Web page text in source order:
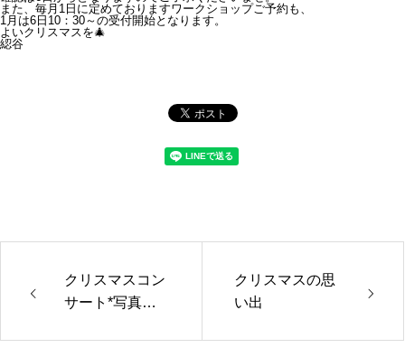
また、毎月1日に定めておりますワークショップご予約も、
1月は6日10：30～の受付開始となります。
よいクリスマスを🎄
綛谷
クリスマスコン
サート*写真公
クリスマスの思
い出